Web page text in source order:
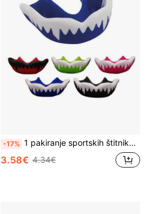
-17% 1 pakiranje sportskih štitnika za zube za boks, MMA, nogomet, hokej - EVA materijal, crvena/crna/plava/bijela, prikladno za dob 10-16 godina, prianjaju na bok i ugriz, dizajn s dvostrukim lukom za apsorpciju udaraca, uključuje zaštitnu futrolu
3.58€ 4.34€